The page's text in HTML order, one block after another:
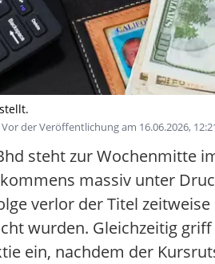
der Veröffentlichung am 16.06.2026,
steht zur Wochenmitte
massiv unter
verlor der Titel
wurden. Gleichzeitig
ein, nachdem der